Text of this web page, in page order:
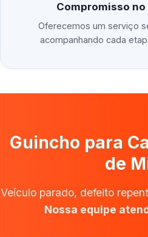
Compromisso
Oferecemos um serviço
acompanhando cada
Guincho para
de
Veículo parado, defeito
Nossa equipe